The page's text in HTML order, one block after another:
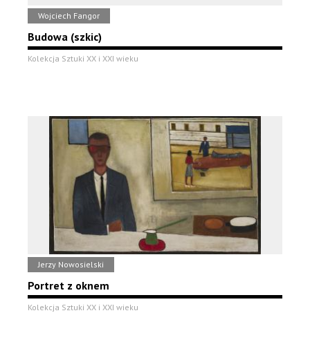
Wojciech Fangor
Budowa (szkic)
Kolekcja Sztuki XX i XXI wieku
Jerzy Nowosielski
Portret z oknem
Kolekcja Sztuki XX i XXI wieku